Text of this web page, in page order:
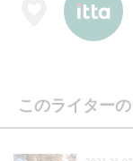
このライター